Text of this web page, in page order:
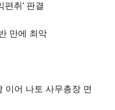
취’ 판결
만에 최악
이어 나토 사무총장 면